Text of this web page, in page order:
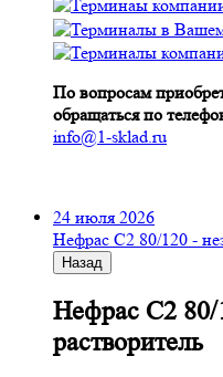
По вопросам
обращаться по
info@1-sklad.ru
24 июля 2026
Нефрас С2 80/120 -
Назад
Нефрас С2
растворитель